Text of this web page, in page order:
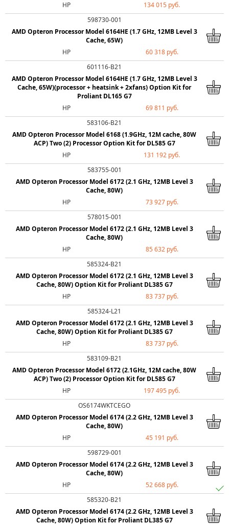
HP
134 015 руб.
598730-001
AMD Opteron Processor Model 6164HE (1.7 GHz, 12MB Level 3
Cache, 65W)
HP
60 318 руб.
601116-B21
AMD Opteron Processor Model 6164HE (1.7 GHz, 12MB Level 3
Cache, 65W)(processor + heatsink + 2xfans) Option Kit for
Proliant DL165 G7
HP
69 811 руб.
583106-B21
AMD Opteron Processor Model 6168 (1.9GHz, 12M cache, 80W
ACP) Two (2) Processor Option Kit for DL585 G7
HP
131 192 руб.
583755-001
AMD Opteron Processor Model 6172 (2.1 GHz, 12MB Level 3
Cache, 80W)
HP
73 927 руб.
578015-001
AMD Opteron Processor Model 6172 (2.1 GHz, 12MB Level 3
Cache, 80W)
HP
85 632 руб.
585324-B21
AMD Opteron Processor Model 6172 (2.1 GHz, 12MB Level 3
Cache, 80W) Option Kit for Proliant DL385 G7
HP
83 737 руб.
585324-L21
AMD Opteron Processor Model 6172 (2.1 GHz, 12MB Level 3
Cache, 80W) Option Kit for Proliant DL385 G7
HP
83 737 руб.
583109-B21
AMD Opteron Processor Model 6172 (2.1GHz, 12M cache, 80W
ACP) Two (2) Processor Option Kit for DL585 G7
HP
197 495 руб.
OS6174WKTCEGO
AMD Opteron Processor Model 6174 (2.2 GHz, 12MB Level 3
Cache, 80W)
HP
45 191 руб.
598729-001
AMD Opteron Processor Model 6174 (2.2 GHz, 12MB Level 3
Cache, 80W)
HP
52 668 руб.
585320-B21
AMD Opteron Processor Model 6174 (2.2 GHz, 12MB Level 3
Cache, 80W) Option Kit for Proliant DL385 G7